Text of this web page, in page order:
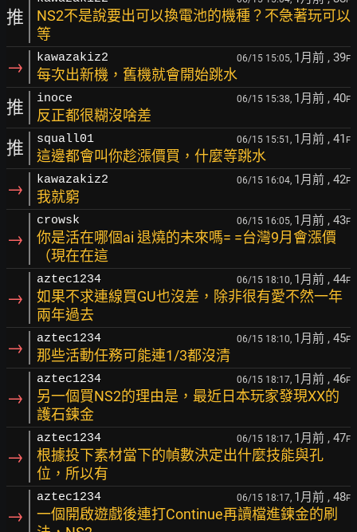
推
NS2不是說要出可以換電池的機種？不急著玩可以
等
→ kawazakiz2 06/15 15:05, 1月前 , 39F
每次出新機，舊機就會開始跳水
推 inoce 06/15 15:38, 1月前 , 40F
反正都很糊沒啥差
推 squall01 06/15 15:51, 1月前 , 41 F
這邊都會叫你趁漲價買，什麼等跳水
→ kawazakiz2 06/15 16:04, 1月前 , 42F
我就窮
→
crowsk 06/15 16:05, 1月前 , 43F
你是活在哪個ai 退燒的未來嗎= =台灣9月會漲價
（現在在這
→
aztec1234 06/15 18:10, 1月前 , 44F
如果不求連線買GU也沒差，除非很有愛不然一年
兩年過去
→ aztec1234 06/15 18:10, 1月前 , 45F
那些活動任務可能連1/3都沒清
→
aztec1234 06/15 18:17, 1月前 , 46F
另一個買NS2的理由是，最近日本玩家發現XX的
護石鍊金
→
aztec1234 06/15 18:17, 1月前 , 47F
根據投下素材當下的幀數決定出什麼技能與孔
位，所以有
→
aztec1234 06/15 18:17, 1月前 , 48F
一個開啟遊戲後連打Continue再讀檔進鍊金的刷